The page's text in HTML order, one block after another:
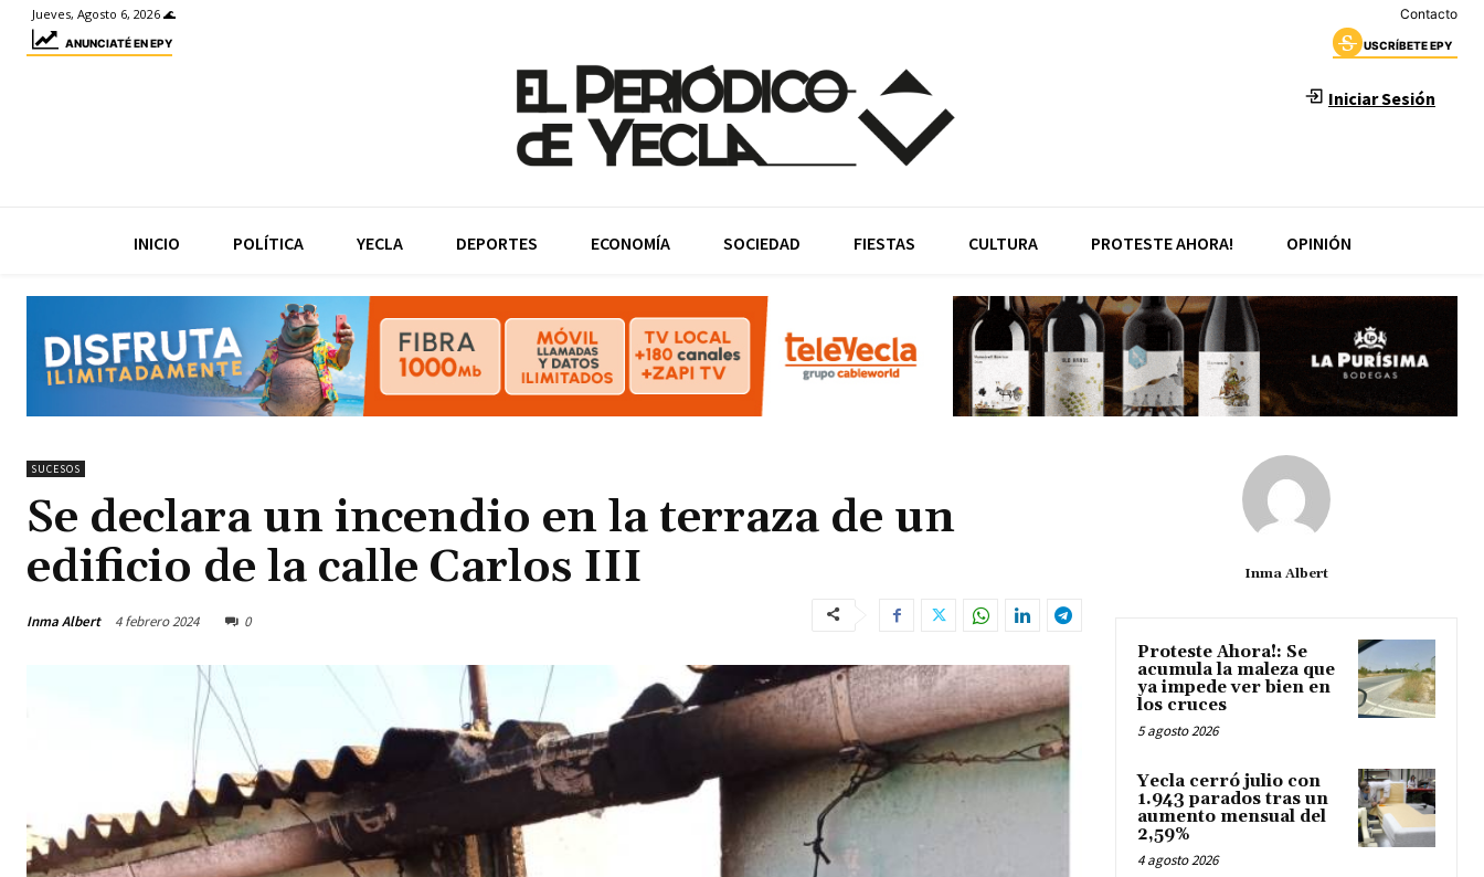
Jueves, Agosto 6, 2026 🌊 Contacto
ANUNCIATÉ EN EPY USCRÍBETE EPY
Iniciar Sesión
INICIO POLÍTICA YECLA DEPORTES ECONOMÍA SOCIEDAD FIESTAS CULTURA PROTESTE AHORA! OPINIÓN
SUCESOS
Se declara un incendio en la terraza de un
edificio de la calle Carlos III
Inma Albert 4 febrero 2024 0
Inma Albert
Proteste Ahora!: Se
acumula la maleza que
ya impede ver bien en
los cruces
5 agosto 2026
Yecla cerró julio con
1.943 parados tras un
aumento mensual del
2,59%
4 agosto 2026